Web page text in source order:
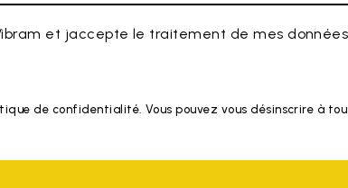
et jaccepte le traitement de mes
de confidentialité. Vous pouvez vous désinscrire à